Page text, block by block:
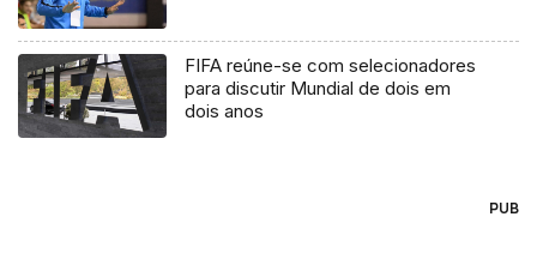
FIFA reúne-se com selecionadores
para discutir Mundial de dois em
dois anos
PUB